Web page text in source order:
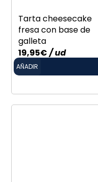
Tarta cheesecake
fresa con base de
galleta
19,95€/ ud
AÑADIR